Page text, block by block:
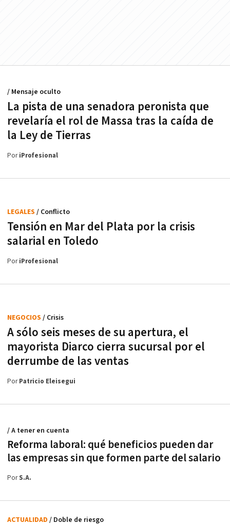
La pista de una senadora peronista que
revelaría el rol de Massa tras la caída de
la Ley de Tierras
/ Mensaje oculto
PoriProfesional
Tensión en Mar del Plata por la crisis
salarial en Toledo
LEGALES / Conflicto
PoriProfesional
A sólo seis meses de su apertura, el
mayorista Diarco cierra sucursal por el
derrumbe de las ventas
NEGOCIOS / Crisis
PorPatricio Eleisegui
Reforma laboral: qué beneficios pueden dar
las empresas sin que formen parte del salario
/ A tener en cuenta
PorS.A.
ACTUALIDAD / Doble de riesgo